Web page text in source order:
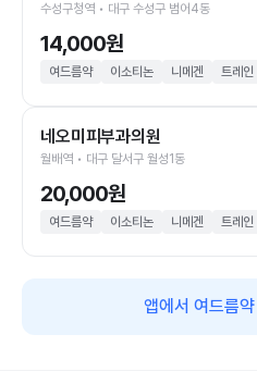
수성구청역 • 대구 수성구 범어4동
14,000원
여드름약 이소티논 니메겐 트레인
네오미피부과의원
월배역 • 대구 달서구 월성1동
20,000원
여드름약 이소티논 니메겐 트레인
앱에서 여드름약